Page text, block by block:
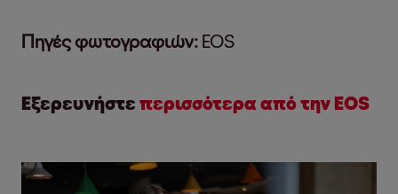
Πηγές φωτογραφιών: EOS
Εξερευνήστε περισσότερα από την EOS